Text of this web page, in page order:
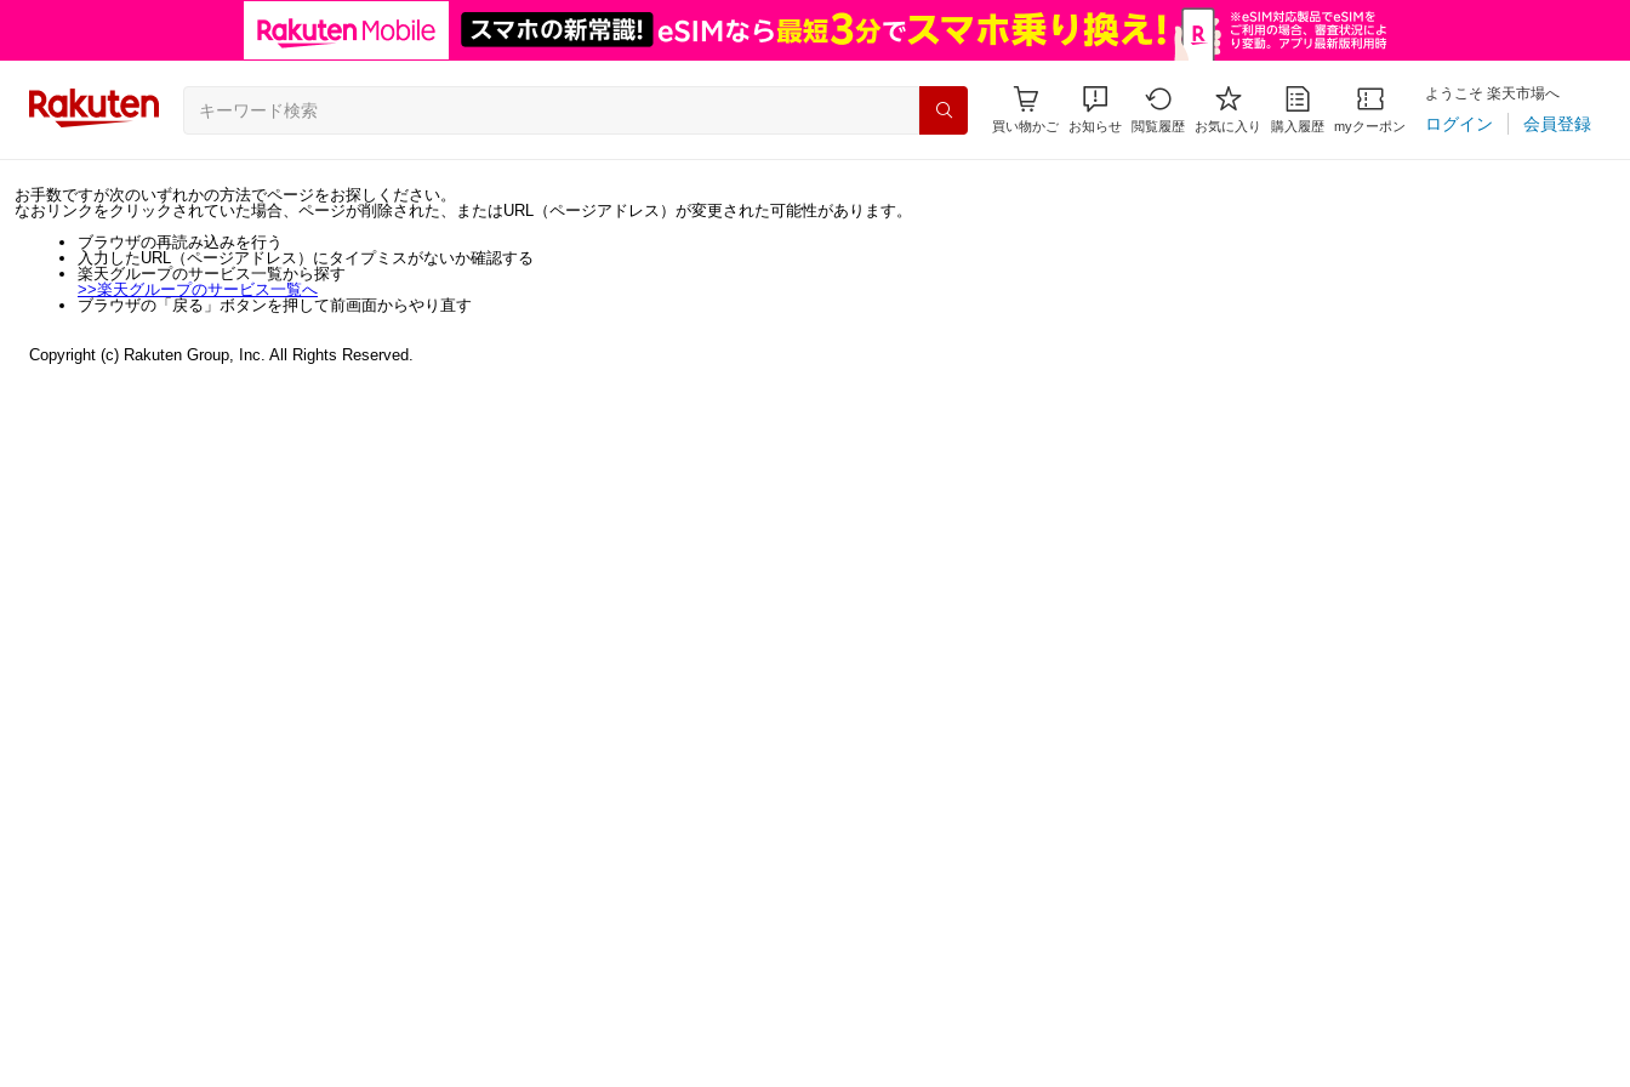
買い物かご お知らせ 閲覧履歴 お気に入り 購入履歴 myクーポン
ようこそ 楽天市場へ
ログイン 会員登録
お手数ですが次のいずれかの方法でページをお探しください。
なおリンクをクリックされていた場合、ページが削除された、またはURL（ページアドレス）が変更された可能性があります。
ブラウザの再読み込みを行う
入力したURL（ページアドレス）にタイプミスがないか確認する
楽天グループのサービス一覧から探す
>>楽天グループのサービス一覧へ
ブラウザの「戻る」ボタンを押して前画面からやり直す
Copyright (c) Rakuten Group, Inc. All Rights Reserved.